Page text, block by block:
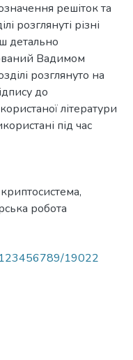
решіток та
розглянуті різні
детально
Вадимом
розглянуто на
до
літератури
під час
,
робота
123456789/19022